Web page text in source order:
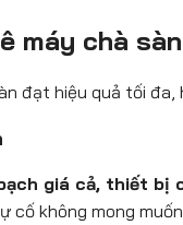
máy chà
đạt hiệu quả tối
giá cả, thiết
không mong